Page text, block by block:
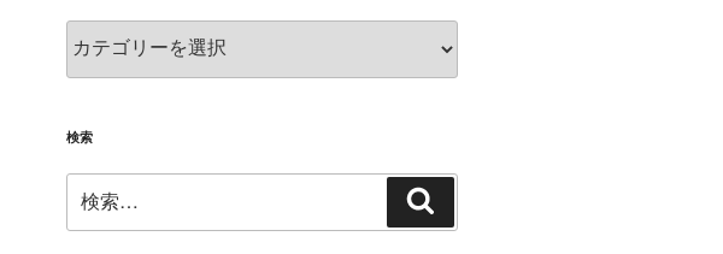
テ
ゴ
ー
検索
索:
索